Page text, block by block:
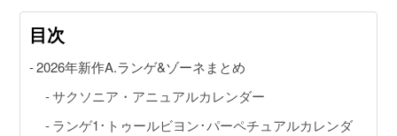
動画コンテンツ
おすすめコンテンツをGINZA RASINスタッフがご紹介
GINZA RASIN Youtubeチャンネル
SNS
目次
2026年新作A.ランゲ&ゾーネまとめ
サクソニア・アニュアルカレンダー
ランゲ1･トゥールビヨン･パーペチュアルカレンダ